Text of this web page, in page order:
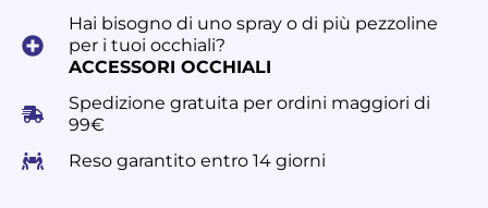
Hai bisogno di uno spray o di più pezzoline
per i tuoi occhiali?
ACCESSORI OCCHIALI
Spedizione gratuita per ordini maggiori di
99€
Reso garantito entro 14 giorni